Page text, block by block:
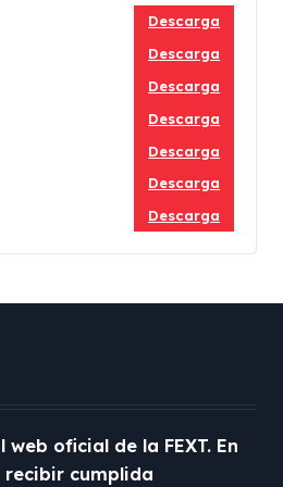
Descarga
Descarga
Descarga
Descarga
Descarga
Descarga
Descarga
oficial de la FEXT. En
cumplida